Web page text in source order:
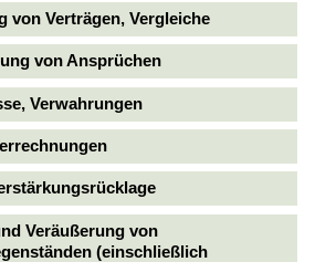
von Verträgen, Vergleiche
von Ansprüchen
Verwahrungen
Veräußerung von
(einschließlich